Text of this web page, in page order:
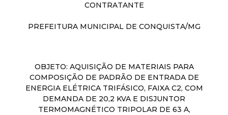
CONTRATANTE
PREFEITURA MUNICIPAL DE CONQUISTA/MG
OBJETO: AQUISIÇÃO DE MATERIAIS PARA
COMPOSIÇÃO DE PADRÃO DE ENTRADA DE
ENERGIA ELÉTRICA TRIFÁSICO, FAIXA C2, COM
DEMANDA DE 20,2 KVA E DISJUNTOR
TERMOMAGNÉTICO TRIPOLAR DE 63 A,